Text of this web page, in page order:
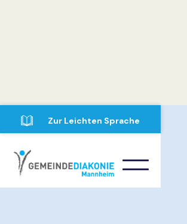
Zur Leichten Sprache